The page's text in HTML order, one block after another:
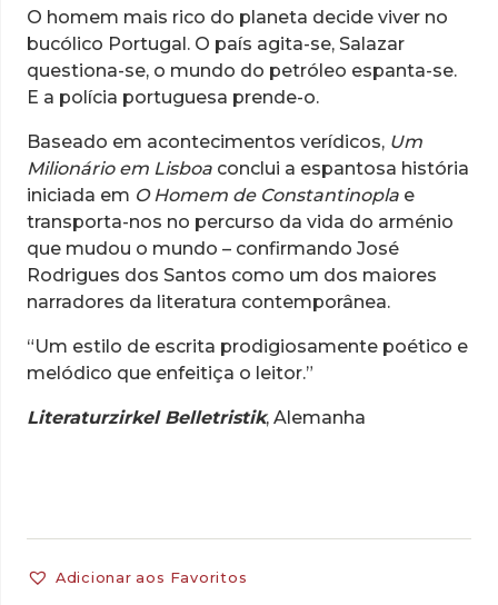
O homem mais rico do planeta decide viver no
bucólico Portugal. O país agita-se, Salazar
questiona-se, o mundo do pe­tróleo espanta-se.
E a polícia portuguesa prende-o.
Baseado em acontecimentos verídicos, Um
Milionário em Lis­boa conclui a espantosa história
iniciada em O Homem de Cons­tantinopla e
transporta-nos no percurso da vida do arménio
que mudou o mundo – confirmando José
Rodrigues dos Santos como um dos maiores
narradores da literatura contemporânea.
“Um estilo de escrita prodigiosamente poético e
melódico que enfeitiça o leitor.”
Literaturzirkel Belletristik, Alemanha
Adicionar aos Favoritos